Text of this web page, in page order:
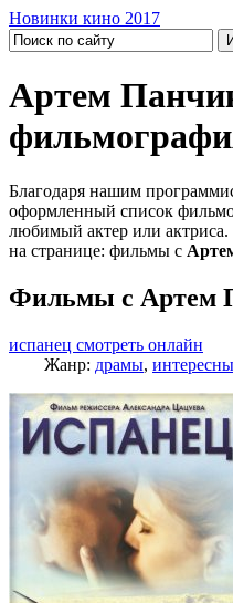
Новинки кино 2017
Артем
Благодаря нашим
оформленный список
любимый актер или
на странице: фильмы с
Фильмы с Артем
испанец смотреть онлайн
Жанр: драмы,